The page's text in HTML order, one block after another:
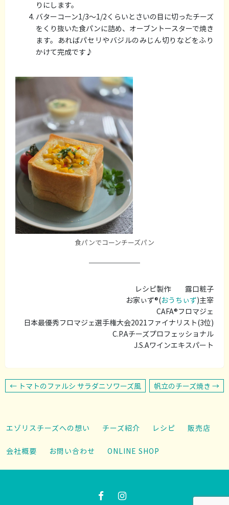
りにします。
バターコーン1/3～1/2くらいとさいの目に切ったチーズ
をくり抜いた食パンに詰め、オーブントースターで焼き
ます。あればパセリやバジルのみじん切りなどをふり
かけて完成です♪
食パンでコーンチーズパン
レシピ製作 露口粧子
お家ぃず®(おうちぃず)主宰
CAFA®️フロマジェ
日本最優秀フロマジェ選手権大会2021ファイナリスト(3位)
C.P.Aチーズプロフェッショナル
J.S.Aワインエキスパート
投
ゲ
ー
← トマトのファルシ サラダニソワーズ風 帆立のチーズ焼き →
エゾリスチーズへの想い チーズ紹介 レシピ 販売店
会社概要 お問い合わせ ONLINE SHOP